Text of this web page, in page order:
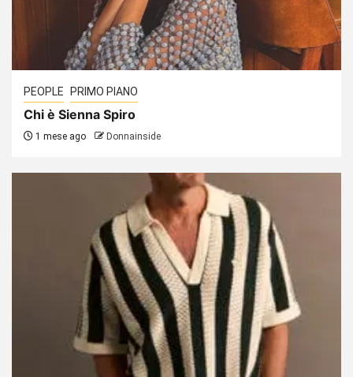
PEOPLE PRIMO PIANO
Chi è Sienna Spiro
1 mese ago Donnainside